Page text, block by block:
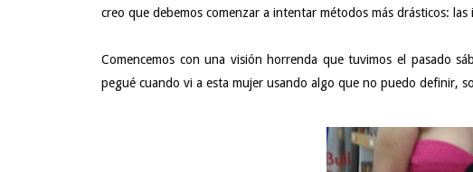
creo que debemos comenzar a intentar métodos más drásticos: las
Comencemos con una visión horrenda que tuvimos el pasado
pegué cuando vi a esta mujer usando algo que no puedo definir,